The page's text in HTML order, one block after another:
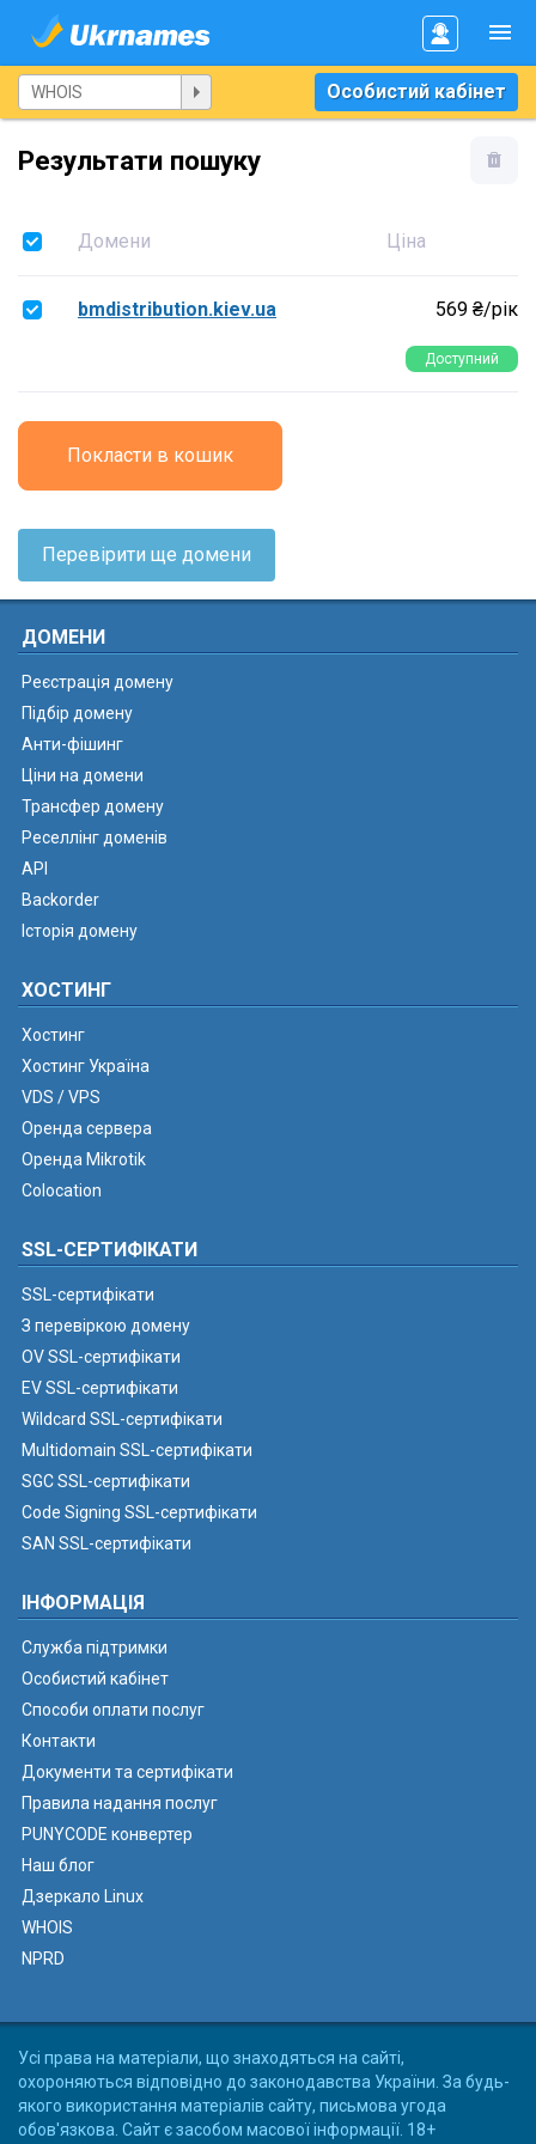
Особистий кабінет
Результати пошуку
Домени Ціна
bmdistribution.kiev.ua 569 ₴/рік
Доступний
Покласти в кошик
Перевірити ще домени
ДОМЕНИ
Реєстрація домену
Підбір домену
Анти-фішинг
Ціни на домени
Трансфер домену
Реселлінг доменів
API
Backorder
Історія домену
ХОСТИНГ
Хостинг
Хостинг Україна
VDS / VPS
Оренда сервера
Оренда Mikrotik
Colocation
SSL-СЕРТИФІКАТИ
SSL-сертифікати
З перевіркою домену
OV SSL-сертифікати
EV SSL-сертифікати
Wildcard SSL-сертифікати
Multidomain SSL-сертифікати
SGC SSL-сертифікати
Code Signing SSL-сертифікати
SAN SSL-сертифікати
ІНФОРМАЦІЯ
Служба підтримки
Особистий кабінет
Способи оплати послуг
Контакти
Документи та сертифікати
Правила надання послуг
PUNYCODE конвертер
Наш блог
Дзеркало Linux
WHOIS
NPRD
Усі права на матеріали, що знаходяться на сайті,
охороняються відповідно до законодавства України. За будь-
якого використання матеріалів сайту, письмова угода
обов'язкова. Сайт є засобом масової інформації. 18+